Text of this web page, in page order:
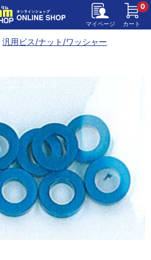
マイページ カート
0
汎用ビス/ナット/ワッシャー